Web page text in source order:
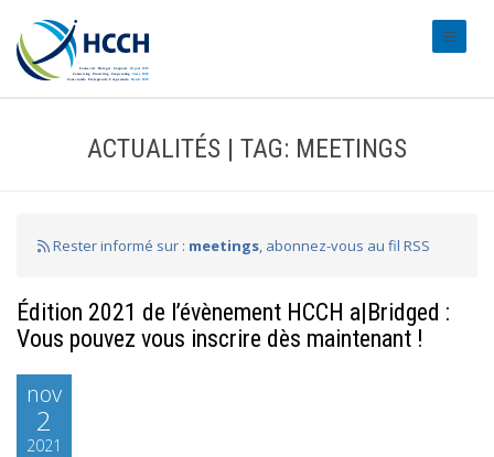
ACTUALITÉS | TAG: MEETINGS
Rester informé sur : meetings, abonnez-vous au fil RSS
Édition 2021 de l’évènement HCCH a|Bridged :
Vous pouvez vous inscrire dès maintenant !
nov
2
2021